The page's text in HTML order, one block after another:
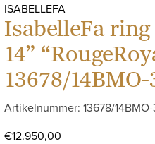
ISABELLEFA
IsabelleFa ring
14”
13678/14BMO-
Artikelnummer: 13678/
€12.950,00